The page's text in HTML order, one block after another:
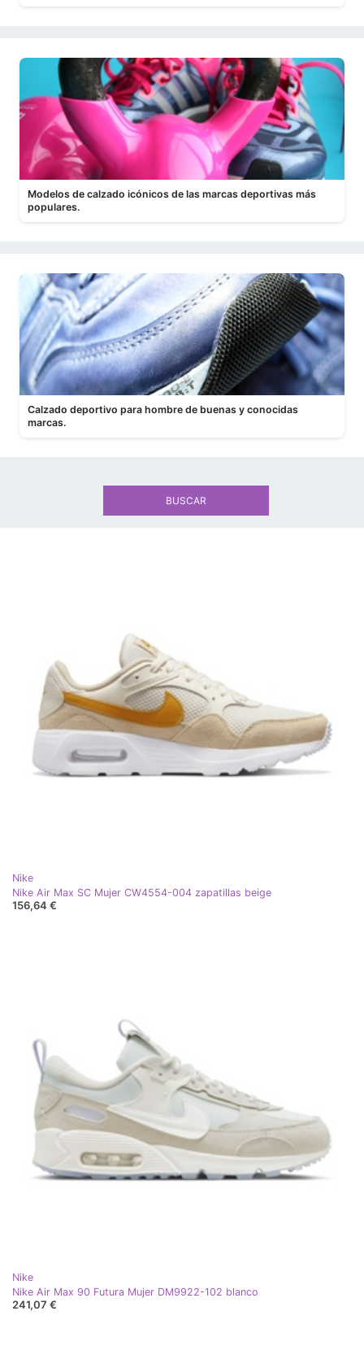
Modelos de calzado icónicos de las marcas deportivas más
populares.
Calzado deportivo para hombre de buenas y conocidas
marcas.
Nike
Nike Air Max SC Mujer CW4554-004 zapatillas beige
156,64 €
Nike
Nike Air Max 90 Futura Mujer DM9922-102 blanco
241,07 €
BUSCAR